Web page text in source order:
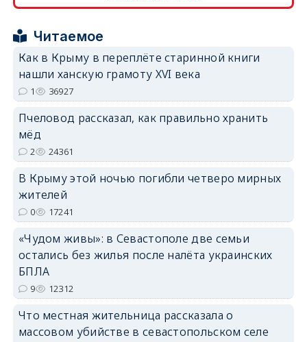
erid: 2SDnjcrDNw6
erid: 2SDnjdvhGXG
Читаемое
Как в Крыму в переплёте старинной книги
нашли ханскую грамоту XVI века
1 36927
Пчеловод рассказал, как правильно хранить
мёд
2 24361
В Крыму этой ночью погибли четверо мирных
жителей
0 17241
«Чудом живы»: в Севастополе две семьи
остались без жилья после налёта украинских
БПЛА
9 12312
Что местная жительница рассказала о
массовом убийстве в севастопольском селе